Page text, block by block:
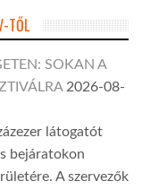
TŐL
SOKAN A
2026-08-
látogatót
bejáratokon
A szervezők